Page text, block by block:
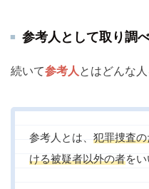
参考人として取り調べ
続いて参考人 とはどんな
参考人とは、 犯罪捜査
ける被疑者以外の者をい